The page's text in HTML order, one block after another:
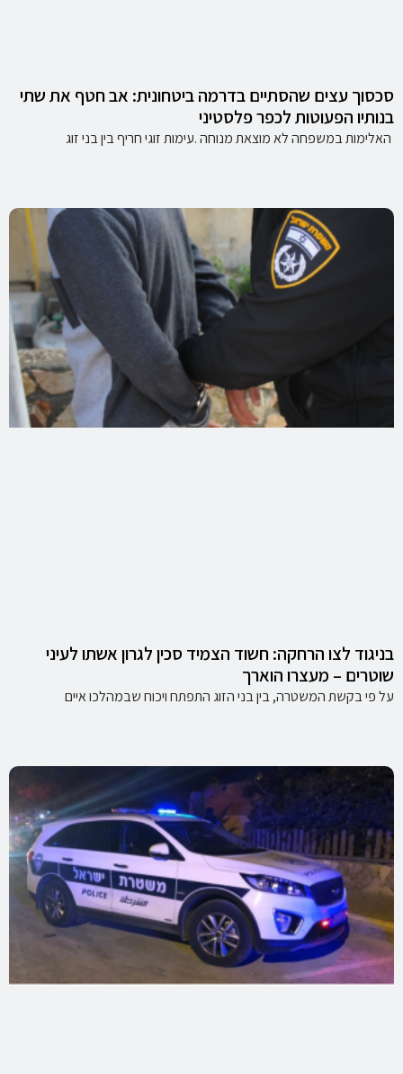
סכסוך עצים שהסתיים בדרמה ביטחונית: אב חטף את שתי
בנותיו הפעוטות לכפר פלסטיני
האלימות במשפחה לא מוצאת מנוחה .עימות זוגי חריף בין בני זוג
בניגוד לצו הרחקה: חשוד הצמיד סכין לגרון אשתו לעיני
שוטרים – מעצרו הוארך
על פי בקשת המשטרה, בין בני הזוג התפתח ויכוח שבמהלכו איים